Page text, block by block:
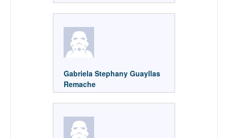
Gabriela Stephany Guayllas
Remache